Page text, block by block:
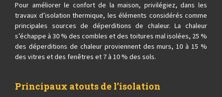
Pour améliorer le confort de la maison, privilégiez, dans les
travaux d’isolation thermique, les éléments considérés comme
principales sources de déperditions de chaleur. La chaleur
s’échappe à 30 % des combles et des toitures mal isolées, 25 %
des déperditions de chaleur proviennent des murs, 10 à 15 %
des vitres et des fenêtres et 7 à 10 % des sols.
Principaux atouts de l’isolation